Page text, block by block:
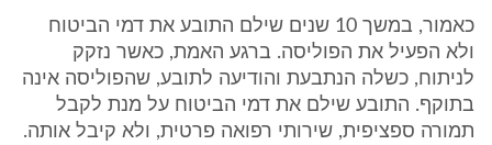
כאמור, במשך 10 שנים שילם התובע את דמי הביטוח
ולא הפעיל את הפוליסה. ברגע האמת, כאשר נזקק
לניתוח, כשלה הנתבעת והודיעה לתובע, שהפוליסה אינה
בתוקף. התובע שילם את דמי הביטוח על מנת לקבל
תמורה ספציפית, שירותי רפואה פרטית, ולא קיבל אותה.